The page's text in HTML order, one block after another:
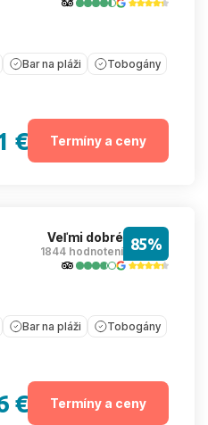
Bar na pláži Tobogány
€ Termíny a ceny
Veľmi dobré
1844 hodnotení 85%
Bar na pláži Tobogány
€ Termíny a ceny